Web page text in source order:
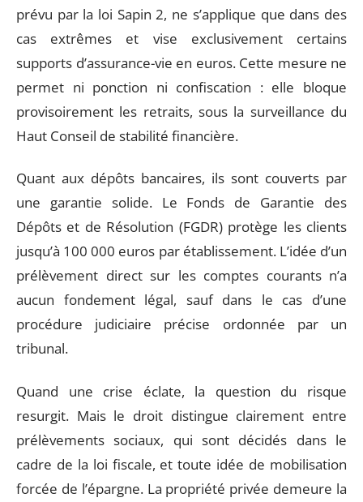
prévu par la loi Sapin 2, ne s’applique que dans des
cas extrêmes et vise exclusivement certains
supports d’assurance-vie en euros. Cette mesure ne
permet ni ponction ni confiscation : elle bloque
provisoirement les retraits, sous la surveillance du
Haut Conseil de stabilité financière.
Quant aux dépôts bancaires, ils sont couverts par
une garantie solide. Le Fonds de Garantie des
Dépôts et de Résolution (FGDR) protège les clients
jusqu’à 100 000 euros par établissement. L’idée d’un
prélèvement direct sur les comptes courants n’a
aucun fondement légal, sauf dans le cas d’une
procédure judiciaire précise ordonnée par un
tribunal.
Quand une crise éclate, la question du risque
resurgit. Mais le droit distingue clairement entre
prélèvements sociaux, qui sont décidés dans le
cadre de la loi fiscale, et toute idée de mobilisation
forcée de l’épargne. La propriété privée demeure la